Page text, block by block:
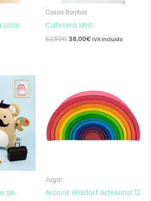
Little
Cosas Bonitas
Cafetera Mint
53,50€38,00€ IVA Incluido
de
Jugar
Arcoiris Waldorf Artesanal 12